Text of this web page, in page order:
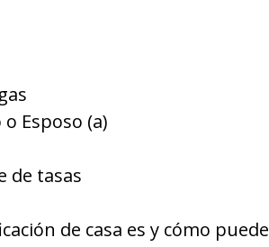
Esposo (a)
de tasas
de casa es y cómo puede